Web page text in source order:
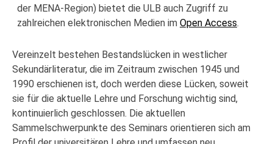
der MENA-Region) bietet die ULB auch Zugriff zu
zahlreichen elektronischen Medien im Open Access.
Vereinzelt bestehen Bestandslücken in westlicher
Sekundärliteratur, die im Zeitraum zwischen 1945 und
1990 erschienen ist, doch werden diese Lücken, soweit
sie für die aktuelle Lehre und Forschung wichtig sind,
kontinuierlich geschlossen. Die aktuellen
Sammelschwerpunkte des Seminars orientieren sich am